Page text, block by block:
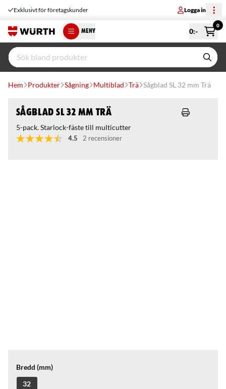
Exklusivt för företagskunder Logga in
MENY 0:-
0
Hem Produkter Sågning Multiblad Trä Sågblad SL 32 mm Trä
Sågblad SL 32 mm Trä
5-pack. Starlock-fäste till multicutter
4.5 2 recensioner
Bredd (mm)
32